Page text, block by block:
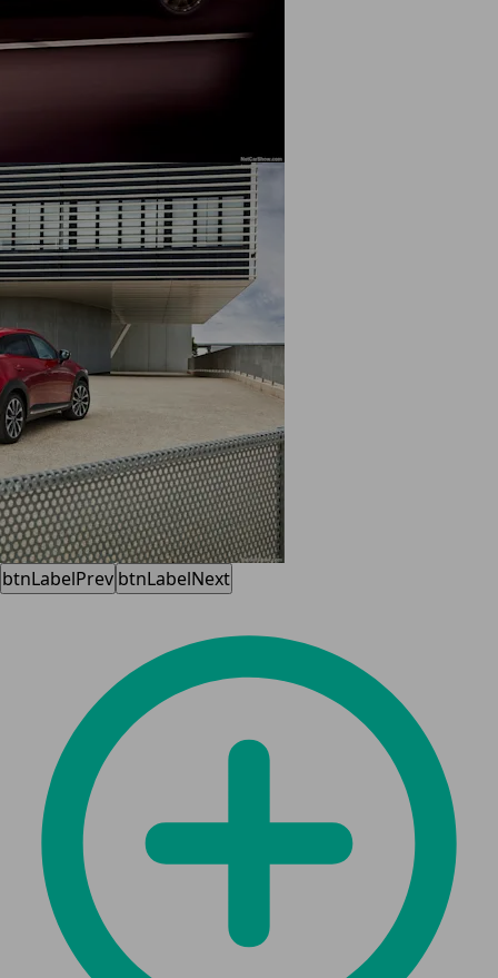
btnLabelPrev btnLabelNext